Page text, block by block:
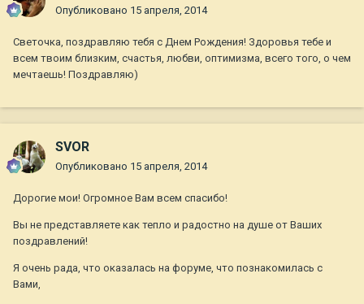
Опубликовано 15 апреля, 2014
Светочка, поздравляю тебя с Днем Рождения! Здоровья тебе и
всем твоим близким, счастья, любви, оптимизма, всего того, о чем
мечтаешь! Поздравляю)
SVOR
Опубликовано 15 апреля, 2014
Дорогие мои! Огромное Вам всем спасибо!
Вы не представляете как тепло и радостно на душе от Ваших
поздравлений!
Я очень рада, что оказалась на форуме, что познакомилась с
Вами,